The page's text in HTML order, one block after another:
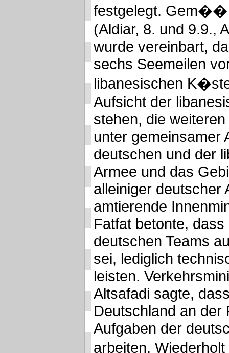
festgelegt. Gem��
(Aldiar, 8. und 9.9.,
wurde vereinbart,
sechs Seemeilen
libanesischen
Aufsicht der
stehen, die
unter gemeinsamer
deutschen und der
Armee und das
alleiniger deutscher
amtierende
Fatfat betonte,
deutschen Teams
sei, lediglich
leisten.
Altsafadi sagte,
Deutschland an der
Aufgaben der
arbeiten.